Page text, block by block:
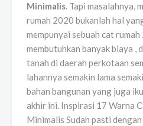
Minimalis. Tapi masalahnya,
rumah 2020 bukanlah hal
mempunyai sebuah cat
membutuhkan banyak biaya ,
tanah di daerah perkotaan
lahannya semakin lama
bahan bangunan yang juga
akhir ini. Inspirasi 17 Warna
Minimalis Sudah pasti